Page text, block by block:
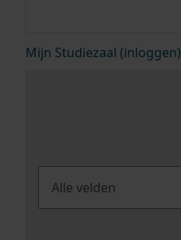
Mijn Studiezaal (inloggen)